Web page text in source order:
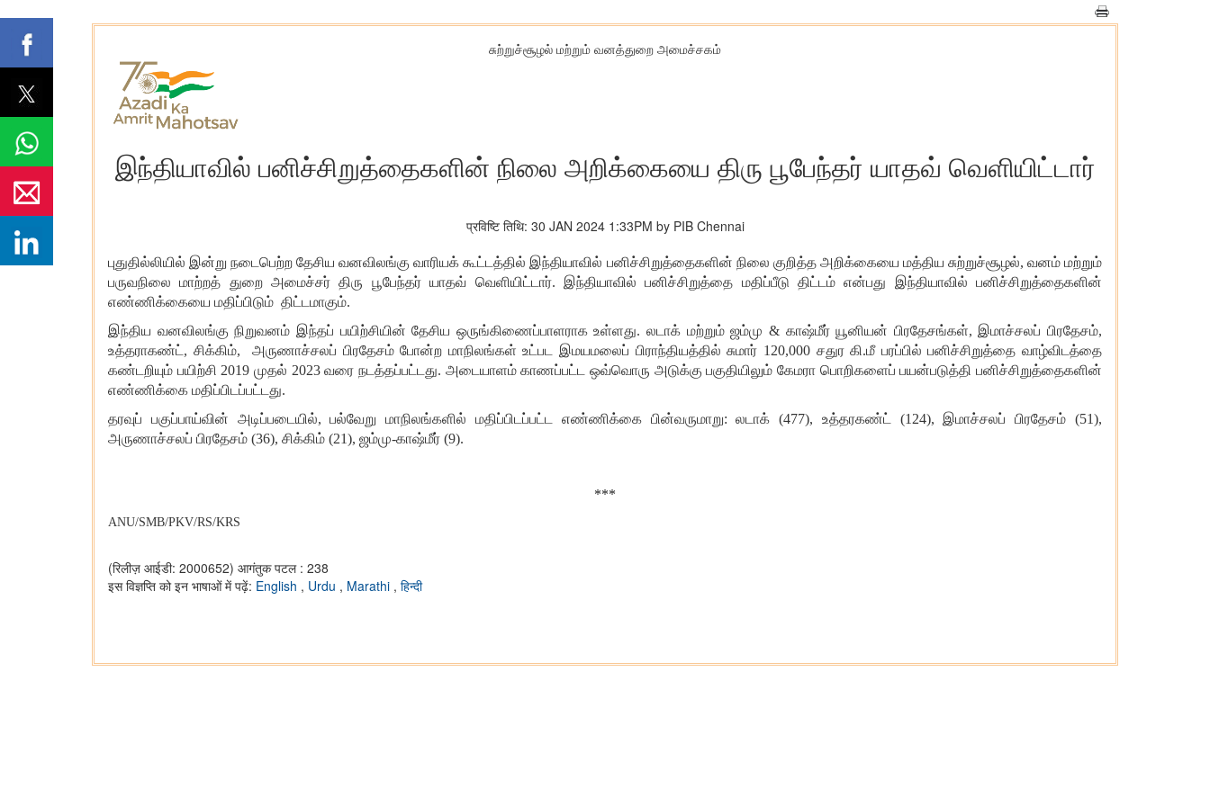
சுற்றுச்சூழல் மற்றும் வனத்துறை அமைச்சகம்
இந்தியாவில் பனிச்சிறுத்தைகளின் நிலை அறிக்கையை திரு பூபேந்தர் யாதவ் வெளியிட்டார்
प्रविष्टि तिथि: 30 JAN 2024 1:33PM by PIB Chennai
புதுதில்லியில் இன்று நடைபெற்ற தேசிய வனவிலங்கு வாரியக் கூட்டத்தில் இந்தியாவில் பனிச்சிறுத்தைகளின் நிலை குறித்த அறிக்கையை மத்திய சுற்றுச்சூழல், வனம் மற்றும்
பருவநிலை மாற்றத் துறை அமைச்சர் திரு பூபேந்தர் யாதவ் வெளியிட்டார். இந்தியாவில் பனிச்சிறுத்தை மதிப்பீடு திட்டம் என்பது இந்தியாவில் பனிச்சிறுத்தைகளின்
எண்ணிக்கையை மதிப்பிடும் திட்டமாகும்.
இந்திய வனவிலங்கு நிறுவனம் இந்தப் பயிற்சியின் தேசிய ஒருங்கிணைப்பாளராக உள்ளது. லடாக் மற்றும் ஜம்மு & காஷ்மீர் யூனியன் பிரதேசங்கள், இமாச்சலப் பிரதேசம்,
உத்தராகண்ட், சிக்கிம், அருணாச்சலப் பிரதேசம் போன்ற மாநிலங்கள் உட்பட இமயமலைப் பிராந்தியத்தில் சுமார் 120,000 சதுர கி.மீ பரப்பில் பனிச்சிறுத்தை வாழ்விடத்தை
கண்டறியும் பயிற்சி 2019 முதல் 2023 வரை நடத்தப்பட்டது. அடையாளம் காணப்பட்ட ஒவ்வொரு அடுக்கு பகுதியிலும் கேமரா பொறிகளைப் பயன்படுத்தி பனிச்சிறுத்தைகளின்
எண்ணிக்கை மதிப்பிடப்பட்டது.
தரவுப் பகுப்பாய்வின் அடிப்படையில், பல்வேறு மாநிலங்களில் மதிப்பிடப்பட்ட எண்ணிக்கை பின்வருமாறு: லடாக் (477), உத்தரகண்ட் (124), இமாச்சலப் பிரதேசம் (51),
அருணாச்சலப் பிரதேசம் (36), சிக்கிம் (21), ஜம்மு-காஷ்மீர் (9).
***
ANU/SMB/PKV/RS/KRS
(रिलीज़ आईडी: 2000652) आगंतुक पटल : 238
इस विज्ञप्ति को इन भाषाओं में पढ़ें: English , Urdu , Marathi , हिन्दी